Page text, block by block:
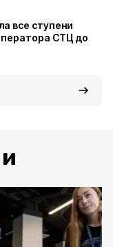
все ступени
СТЦ до